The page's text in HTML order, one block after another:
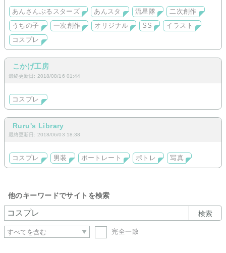
コスプレやってます😫苦手な方はご注意ください😫
あんさんぶるスターズ あんスタ 流星隊
二次創作
うちの子
一次創作 オリジナル SS
イラスト
コスプレ
こかげ工房
最終更新日: 2018/08/16 01:44
コスプレ
Ruru's Library
最終更新日: 2018/06/03 18:38
コスプレ 男装 ポートレート ポトレ 写真
他のキーワードでサイトを検索
検索
完全一致